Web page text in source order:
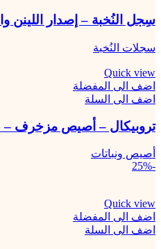
سِجل النُخبة – إصدار اللينن
سجلات النُخبة
Quick view
اضف الى المفضلة
اضف الى السلة
تروبيكال – أصيص مزخرف – 04
أصيص ونباتات
-25%
Quick view
اضف الى المفضلة
اضف الى السلة